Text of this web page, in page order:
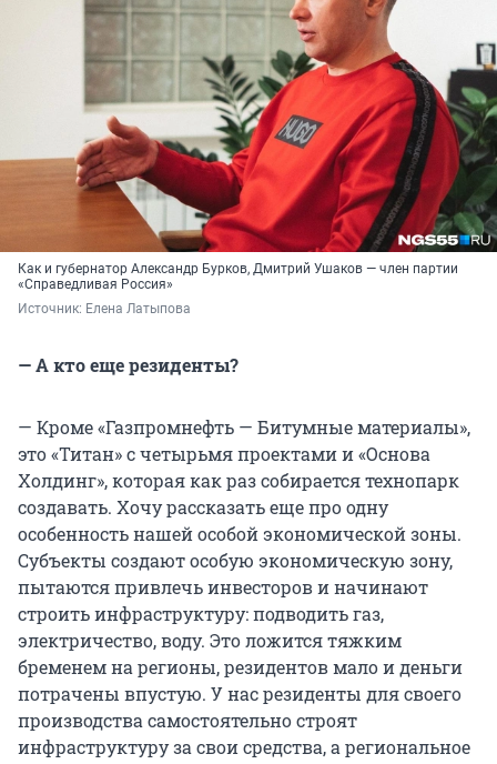
Как и губернатор Александр Бурков, Дмитрий Ушаков — член партии
«Справедливая Россия»
Источник: Елена Латыпова
— А кто еще резиденты?
— Кроме «Газпромнефть — Битумные материалы»,
это «Титан» с четырьмя проектами и «Основа
Холдинг», которая как раз собирается технопарк
создавать. Хочу рассказать еще про одну
особенность нашей особой экономической зоны.
Субъекты создают особую экономическую зону,
пытаются привлечь инвесторов и начинают
строить инфраструктуру: подводить газ,
электричество, воду. Это ложится тяжким
бременем на регионы, резидентов мало и деньги
потрачены впустую. У нас резиденты для своего
производства самостоятельно строят
инфраструктуру за свои средства, а региональное